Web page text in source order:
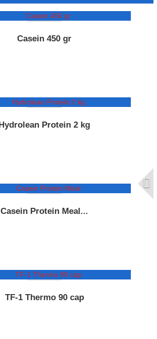
Casein 450 gr
Protein 2 kg
Casein Protein Meal...
TF-1 Thermo 90 cap